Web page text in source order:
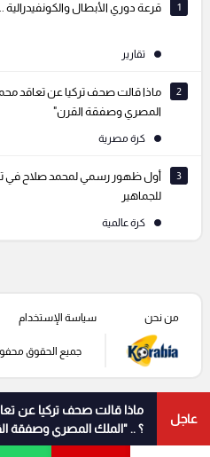
1 قرعة دوري الأبطال
تقارير
2
ماذا قالت صحف تركيا عن تعاقد
المصري وصفقة القرن"
كرة مصرية
3
أول ظهور رسمي لمحمد صلاح في
للجماهير
كرة عالمية
عاجل
ماذا قالت صحف تركيا عن
؟ .. "الملك المصري وصفقة
من نحن سياسة الإستخدام
جميع الحقوق محفوظة -